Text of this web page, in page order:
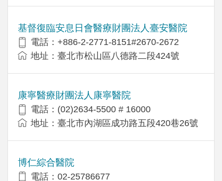
基督復臨安息日會醫療財團法人臺安醫院
電話：+886-2-2771-8151#2670-2672
地址：臺北市松山區八德路二段424號
康寧醫療財團法人康寧醫院
電話：(02)2634-5500 # 16000
地址：臺北市內湖區成功路五段420巷26號
博仁綜合醫院
電話：02-25786677